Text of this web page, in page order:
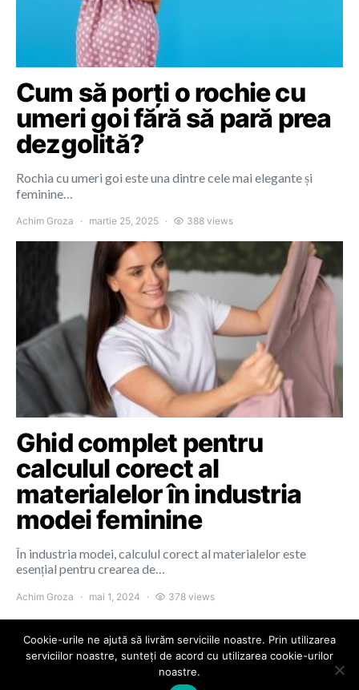
Cum să porți o rochie cu
umeri goi fără să pară prea
dezgolită?
Rochia cu umeri goi este una dintre cele mai elegante și
feminine…
Achim Groza martie 25, 2025 388 views
Ghid complet pentru
calculul corect al
materialelor în industria
modei feminine
În industria modei, calculul corect al materialelor este
esențial pentru crearea de…
Achim Groza mai 1, 2024 378 views
Colours of Cluj
Cookie-urile ne ajută să livrăm serviciile noastre. Prin utilizarea
serviciilor noastre, sunteți de acord cu utilizarea cookie-urilor
noastre.